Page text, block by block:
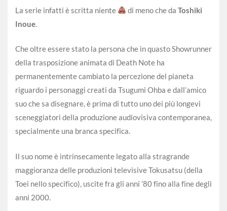
La serie infatti è scritta niente di meno che daToshiki
Inoue
Che oltre essere stato la persona che in quasto Showrunner
della trasposizione animata di Death Note ha
permanentemente cambiato la percezione del pianeta
riguardo i personaggi creati da Tsugumi Ohba e dall’amico
suo che sa disegnare, è prima di tutto uno dei più longevi
sceneggiatori della produzione audiovisiva contemporanea,
specialmente una branca specifica.
Il suo nome è intrinsecamente legato alla stragrande
maggioranza delle produzioni televisive Tokusatsu (della
Toei nello specifico), uscite fra gli anni ’80 fino alla fine degli
anni 2000.